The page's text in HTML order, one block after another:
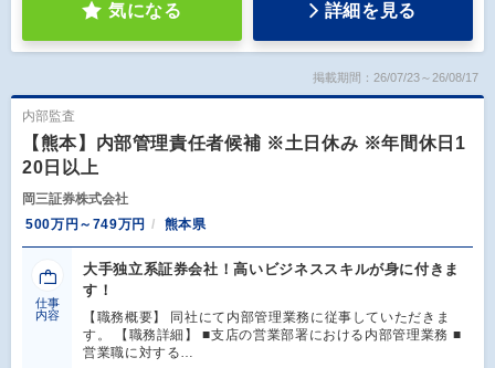
気になる 詳細を見る
掲載期間：26/07/23～26/08/17
内部監査
【熊本】内部管理責任者候補 ※土日休み ※年間休日1
20日以上
岡三証券株式会社
500万円～749万円
熊本県
仕事
内容
大手独立系証券会社！高いビジネススキルが身に付きま
す！
【職務概要】 同社にて内部管理業務に従事していただきま
す。 【職務詳細】 ■支店の営業部署における内部管理業務 ■
営業職に対する…